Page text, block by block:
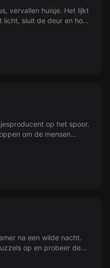
vervallen huisje. Het lijkt
sluit de deur en hoor
op het spoor.
om de mensen
na een wilde nacht.
op en probeer de